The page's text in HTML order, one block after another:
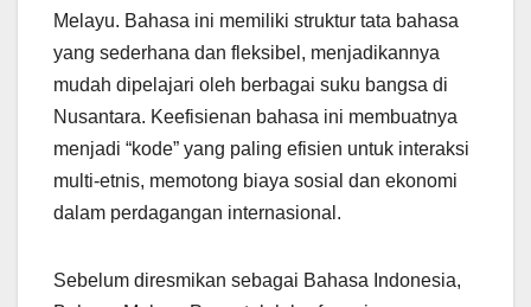
Melayu. Bahasa ini memiliki struktur tata bahasa
yang sederhana dan fleksibel, menjadikannya
mudah dipelajari oleh berbagai suku bangsa di
Nusantara. Keefisienan bahasa ini membuatnya
menjadi “kode” yang paling efisien untuk interaksi
multi-etnis, memotong biaya sosial dan ekonomi
dalam perdagangan internasional.
Sebelum diresmikan sebagai Bahasa Indonesia,